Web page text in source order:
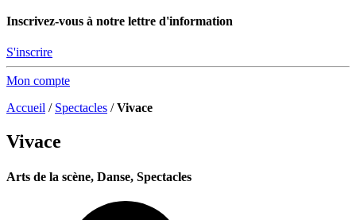
Inscrivez-vous à notre lettre d'information
S'inscrire
Mon compte
Accueil / Spectacles /Vivace
Vivace
Arts de la scène, Danse, Spectacles